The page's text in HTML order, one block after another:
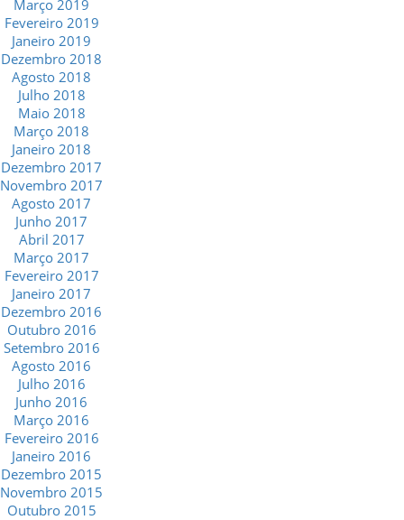
Março 2019
Fevereiro 2019
Janeiro 2019
Dezembro 2018
Agosto 2018
Julho 2018
Maio 2018
Março 2018
Janeiro 2018
Dezembro 2017
Novembro 2017
Agosto 2017
Junho 2017
Abril 2017
Março 2017
Fevereiro 2017
Janeiro 2017
Dezembro 2016
Outubro 2016
Setembro 2016
Agosto 2016
Julho 2016
Junho 2016
Março 2016
Fevereiro 2016
Janeiro 2016
Dezembro 2015
Novembro 2015
Outubro 2015